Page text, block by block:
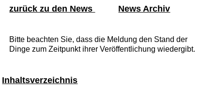
zurück zu den News News Archiv
Bitte beachten Sie, dass die Meldung den Stand der
Dinge zum Zeitpunkt ihrer Veröffentlichung wiedergibt.
Inhaltsverzeichnis